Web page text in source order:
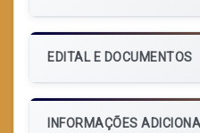
EDITAL E DOCUMENTOS
INFORMAÇÕES